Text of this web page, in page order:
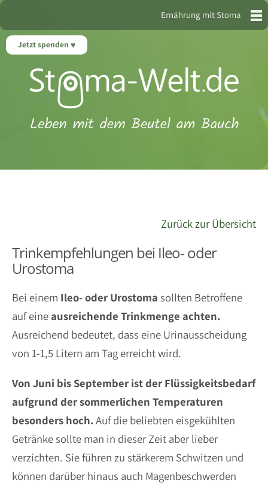
Jetzt spenden
Ernährung mit Stoma
Zurück zur Übersicht
Trinkempfehlungen bei Ileo- oder
Urostoma
Bei einem Ileo- oder Urostoma sollten Betroffene
auf eineausreichende Trinkmenge achten.
Ausreichend bedeutet, dass eine Urinausscheidung
von 1-1,5 Litern am Tag erreicht wird.
Von Juni bis September ist der Flüssigkeitsbedarf
aufgrund der sommerlichen Temperaturen
besonders hoch.Auf die beliebten eisgekühlten
Getränke sollte man in dieser Zeit aber lieber
verzichten. Sie führen zu stärkerem Schwitzen und
können darüber hinaus auch Magenbeschwerden